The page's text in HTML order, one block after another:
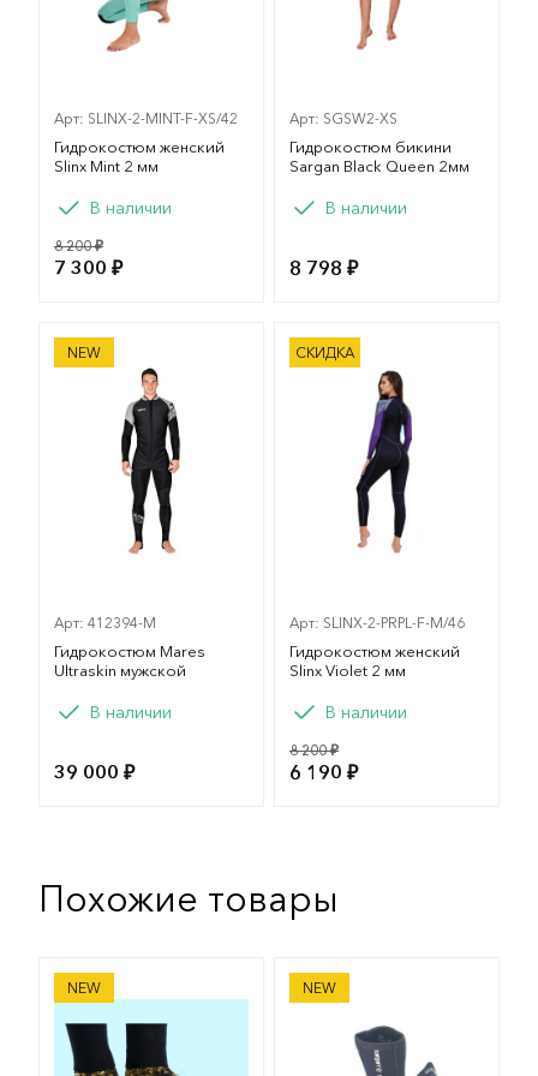
Арт: SLINX-2-MINT-F-XS/42
Гидрокостюм женский
Slinx Mint 2 мм
Вариант
XS
В наличии
8 200 ₽
7 300 ₽
Арт: SGSW2-XS
Гидрокостюм бикини
Sargan Black Queen 2мм
ВариантВ наличии
8 798 ₽
NEW
Гидрокостюм Mares Ultraskin мужской
Арт: 412394-M
Гидрокостюм Mares
Ultraskin мужской
ВариантВ наличии
39 000 ₽
СКИДКА
Гидрокостюм женский
Арт: SLINX-2-PRPL-F-M/46
Гидрокостюм женский
Slinx Violet 2 мм
Вариант
M
В наличии
8 200 ₽
6 190 ₽
Похожие товары
NEW
Носки Сарган Сталкер 7ммNEW
Носки Sargan Аргази 3мм